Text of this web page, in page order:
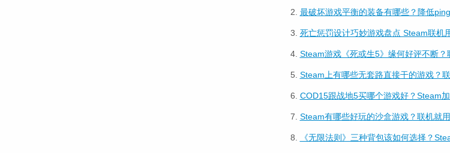
2. 最破坏游戏平衡的装备有哪些？降低
3. 死亡惩罚设计巧妙游戏盘点 Steam联机
4. Steam游戏《死或生5》缘何好评不断？
5. Steam上有哪些无套路直接干的游戏？
6. COD15跟战地5买哪个游戏好？Steam
7. Steam有哪些好玩的沙盒游戏？联机就
8. 《无限法则》三种背包该如何选择？